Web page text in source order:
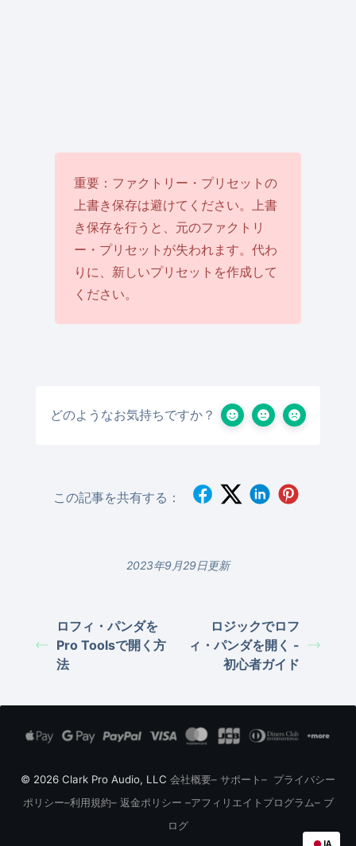
重要：ファクトリー・プリセットの
上書き保存は避けてください。上書
き保存を行うと、元のファクトリ
ー・プリセットが失われます。代わ
りに、新しいプリセットを作成して
ください。
どのようなお気持ちですか？
この記事を共有する：
2023年9月29日更新
ロフィ・パンダを
Pro Toolsで開く方
法
ロジックでロフ
ィ・パンダを開く -
初心者ガイド
© 2026 Clark Pro Audio, LLC 会社概要– サポート– プライバシー
ポリシー–利用規約– 返金ポリシー –アフィリエイトプログラム– ブ
ログ
JA